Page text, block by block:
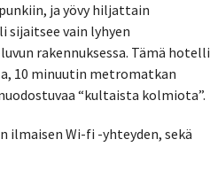
ja yövy hiljattain
sijaitsee vain lyhyen
rakennuksessa. Tämä hotelli
10 minuutin metromatkan
“kultaista kolmiota”.
Wi-fi -yhteyden, sekä